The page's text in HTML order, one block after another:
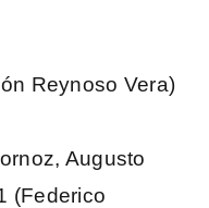
Reynoso Vera)
Augusto
(Federico